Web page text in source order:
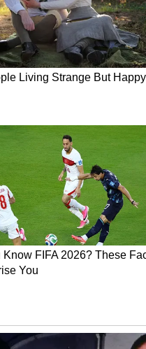
Getty
క్రమశిక్షణ, విశ్లేషణాత్మక
పూర్తి చేయడానికి
గుర్తింపు లభించి ప్రమోషన్